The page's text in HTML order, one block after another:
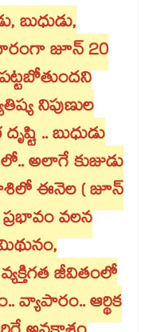
బుధుడు,
జూన్​ 20
నిపుణుల
.. బుధుడు
అలాగే కుజుడు
ఈనెల ( జూన్
ప్రభావం వలన
జీవితంలో
వ్యాపారం.. ఆర్థిక